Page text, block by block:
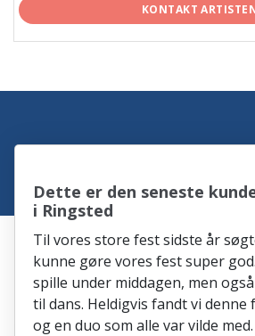
KONTAKT
Dette er den seneste
i Ringsted
Til vores store fest sidste år
kunne gøre vores fest super
spille under middagen, men
til dans. Heldigvis fandt vi denne
og en duo som alle var vilde